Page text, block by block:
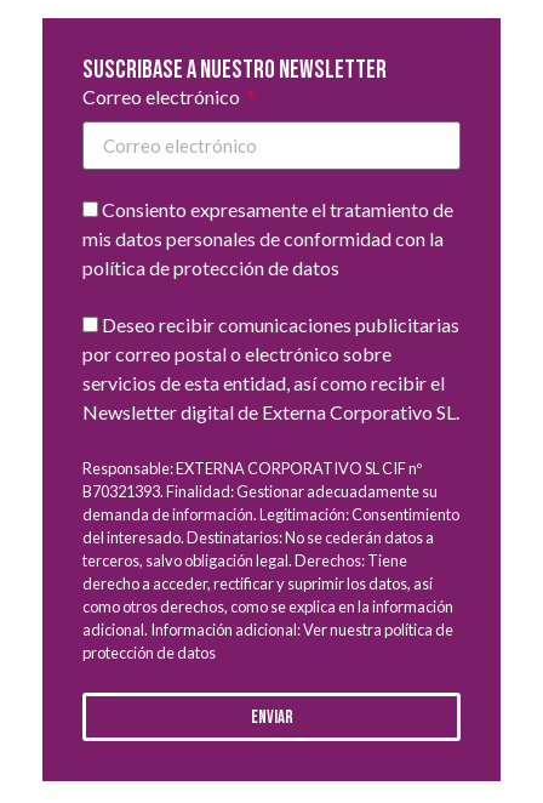
Suscribase a nuestro newsletter
Correo electrónico
Consiento expresamente el tratamiento de
mis datos personales de conformidad con la
política de protección de datos
Deseo recibir comunicaciones publicitarias
por correo postal o electrónico sobre
servicios de esta entidad, así como recibir el
Newsletter digital de Externa Corporativo SL.
Responsable: EXTERNA CORPORATIVO SL CIF nº
B70321393. Finalidad: Gestionar adecuadamente su
demanda de información. Legitimación: Consentimiento
del interesado. Destinatarios: No se cederán datos a
terceros, salvo obligación legal. Derechos: Tiene
derecho a acceder, rectificar y suprimir los datos, así
como otros derechos, como se explica en la información
adicional. Información adicional: Ver nuestra política de
protección de datos
Enviar